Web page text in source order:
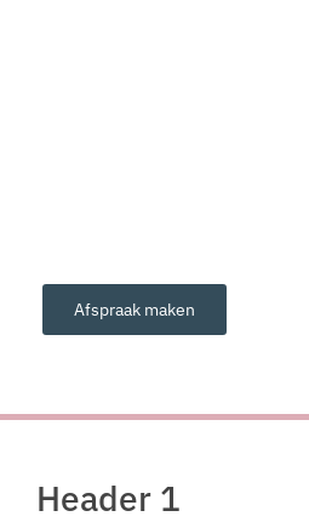
Afspraak maken
Header 1